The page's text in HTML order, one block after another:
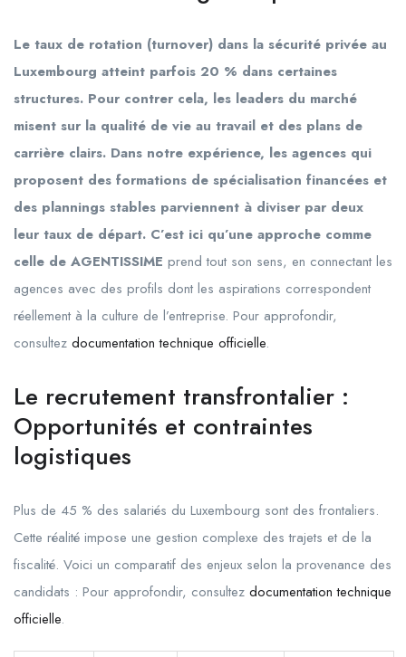
Le taux de rotation (turnover) dans la sécurité privée au
Luxembourg atteint parfois 20 % dans certaines
structures. Pour contrer cela, les leaders du marché
misent sur la qualité de vie au travail et des plans de
carrière clairs. Dans notre expérience, les agences qui
proposent des formations de spécialisation financées et
des plannings stables parviennent à diviser par deux
leur taux de départ. C’est ici qu’une approche comme
celle de AGENTISSIME prend tout son sens, en connectant les
agences avec des profils dont les aspirations correspondent
réellement à la culture de l’entreprise. Pour approfondir,
consultez documentation technique officielle.
Le recrutement transfrontalier :
Opportunités et contraintes
logistiques
Plus de 45 % des salariés du Luxembourg sont des frontaliers.
Cette réalité impose une gestion complexe des trajets et de la
fiscalité. Voici un comparatif des enjeux selon la provenance des
candidats : Pour approfondir, consultez documentation technique
officielle.